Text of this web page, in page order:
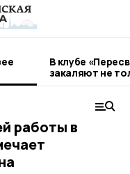
В клубе
закаляют не
работы в